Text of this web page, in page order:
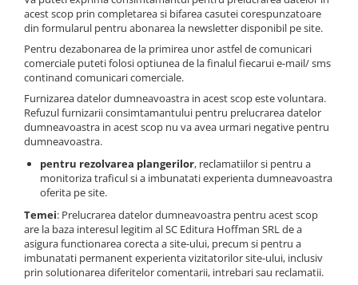
acest scop prin completarea si bifarea casutei corespunzatoare
din formularul pentru abonarea la newsletter disponibil pe site.
Pentru dezabonarea de la primirea unor astfel de comunicari
comerciale puteti folosi optiunea de la finalul fiecarui e-mail/ sms
continand comunicari comerciale.
Furnizarea datelor dumneavoastra in acest scop este voluntara.
Refuzul furnizarii consimtamantului pentru prelucrarea datelor
dumneavoastra in acest scop nu va avea urmari negative pentru
dumneavoastra.
pentru rezolvarea plangerilor, reclamatiilor si pentru a
monitoriza traficul si a imbunatati experienta dumneavoastra
oferita pe site.
Temei: Prelucrarea datelor dumneavoastra pentru acest scop
are la baza interesul legitim al SC Editura Hoffman SRL de a
asigura functionarea corecta a site-ului, precum si pentru a
imbunatati permanent experienta vizitatorilor site-ului, inclusiv
prin solutionarea diferitelor comentarii, intrebari sau reclamatii.